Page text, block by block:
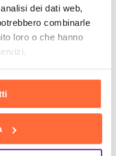
dei dati web,
combinarle
loro o che hanno